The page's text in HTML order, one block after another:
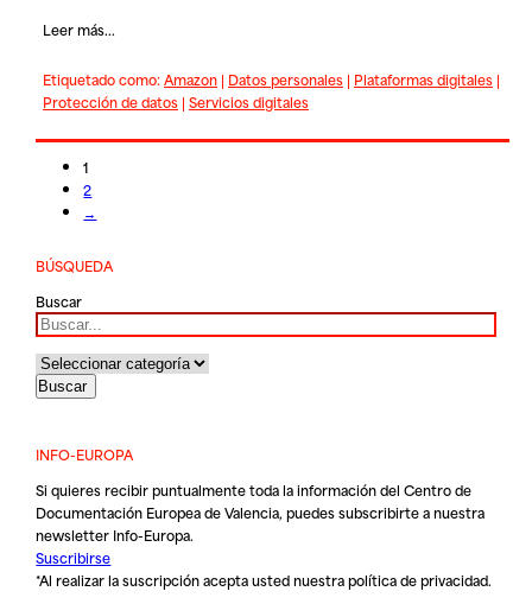
Leer más...
Etiquetado como:Amazon| Datos personales| Plataformas digitales|
Protección de datos| Servicios digitales
1
2
→
BÚSQUEDA
Buscar
INFO-EUROPA
Si quieres recibir puntualmente toda la información del Centro de
Documentación Europea de Valencia, puedes subscribirte a nuestra
newsletter Info-Europa.
Suscribirse
*Al realizar la suscripción acepta usted nuestrapolítica de privacidad.